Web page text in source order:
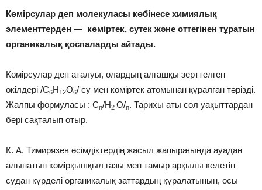
Көмірсулар деп молекуласы көбінесе химиялық
элементтерден — көміртек, сутек және оттегінен тұратын
органикалық қоспаларды айтады.
Көмірсулар деп аталуы, олардың алғашқы зерттелген
өкілдері /С6Н12О6/ су мен көміртек атомынан құралған тәрізді.
Жалпы формуласы : Сn/H2 O/n. Тарихы аты сол уақыттардан
бері сақталып отыр.
К. А. Тимирязев өсімдіктердің жасыл жапырағында ауадан
алынатын көмірқышқыл газы мен тамыр арқылы келетін
судан күрделі органикалық заттардың құралатынын, осы